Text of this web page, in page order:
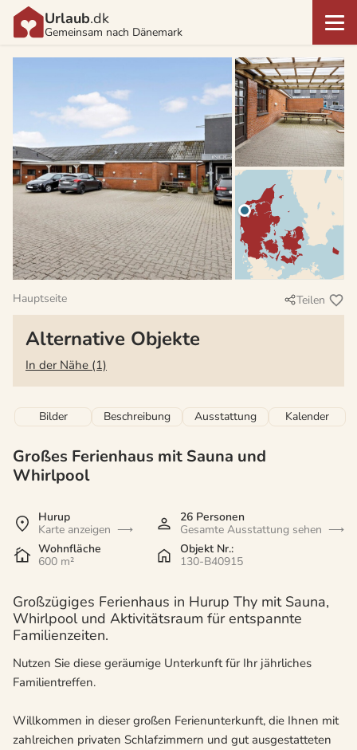
Urlaub.dk
Gemeinsam nach Dänemark
Hauptseite Teilen
Alternative Objekte
In der Nähe (1)
Bilder Beschreibung Ausstattung Kalender
Großes Ferienhaus mit Sauna und
Whirlpool
Hurup
Karte anzeigen
26 Personen
Gesamte Ausstattung sehen
Wohnfläche
600 m²
Objekt Nr.:
130-B40915
Großzügiges Ferienhaus in Hurup Thy mit Sauna,
Whirlpool und Aktivitätsraum für entspannte
Familienzeiten.
Nutzen Sie diese geräumige Unterkunft für Ihr jährliches
Familientreffen.
Willkommen in dieser großen Ferienunterkunft, die Ihnen mit
zahlreichen privaten Schlafzimmern und gut ausgestatteten